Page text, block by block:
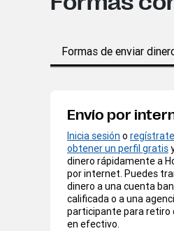
Formas de enviar
Envío por
Inicia sesión o
obtener un perfil gratis
dinero rápidamente a
por internet. Puedes
dinero a una cuenta
calificada o a una
participante para retiro
en efectivo.